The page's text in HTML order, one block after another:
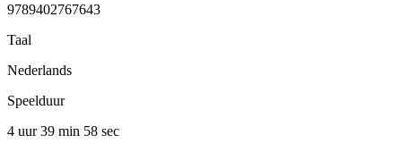
9789402767643
Taal
Nederlands
Speelduur
4 uur 39 min 58 sec